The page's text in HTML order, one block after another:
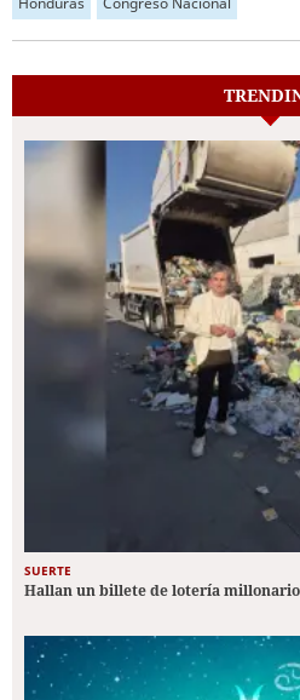
SUERTE
Hallan un billete de lotería